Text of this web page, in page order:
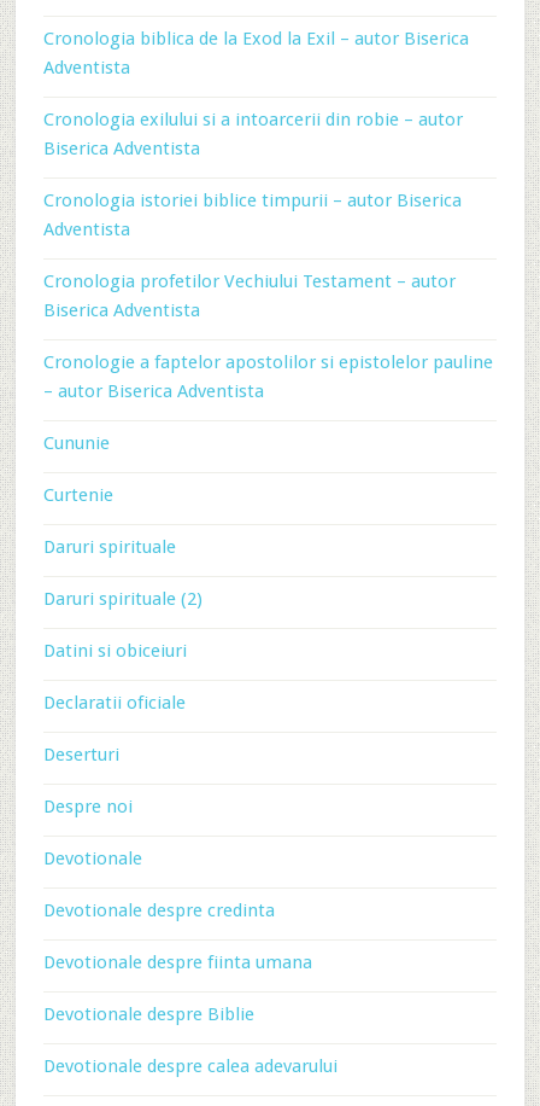
Cronologia biblica de la Exod la Exil – autor Biserica
Adventista
Cronologia exilului si a intoarcerii din robie – autor
Biserica Adventista
Cronologia istoriei biblice timpurii – autor Biserica
Adventista
Cronologia profetilor Vechiului Testament – autor
Biserica Adventista
Cronologie a faptelor apostolilor si epistolelor pauline
– autor Biserica Adventista
Cununie
Curtenie
Daruri spirituale
Daruri spirituale (2)
Datini si obiceiuri
Declaratii oficiale
Deserturi
Despre noi
Devotionale
Devotionale despre credinta
Devotionale despre fiinta umana
Devotionale despre Biblie
Devotionale despre calea adevarului